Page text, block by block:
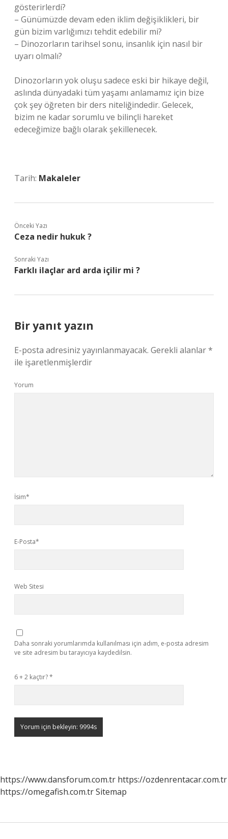
gösterirlerdi?
– Günümüzde devam eden iklim değişiklikleri, bir
gün bizim varlığımızı tehdit edebilir mi?
– Dinozorların tarihsel sonu, insanlık için nasıl bir
uyarı olmalı?
Dinozorların yok oluşu sadece eski bir hikaye değil,
aslında dünyadaki tüm yaşamı anlamamız için bize
çok şey öğreten bir ders niteliğindedir. Gelecek,
bizim ne kadar sorumlu ve bilinçli hareket
edeceğimize bağlı olarak şekillenecek.
Tarih: Makaleler
Önceki Yazı
Ceza nedir hukuk ?
Sonraki Yazı
Farklı ilaçlar ard arda içilir mi ?
Bir yanıt yazın
E-posta adresiniz yayınlanmayacak. Gerekli alanlar*
ile işaretlenmişlerdir
Yorum
İsim*
E-Posta*
Web Sitesi
Daha sonraki yorumlarımda kullanılması için adım, e-posta adresim
ve site adresim bu tarayıcıya kaydedilsin.
6 + 2 kaçtır?*
https://www.dansforum.com.tr https://ozdenrentacar.com.tr
https://omegafish.com.trSitemap